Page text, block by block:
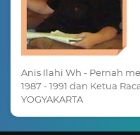
Anis Ilahi Wh - Pernah
1987 - 1991 dan Ketua
YOGYAKARTA